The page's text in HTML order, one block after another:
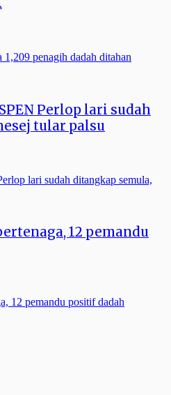
Perlop lari sudah
tular palsu
12 pemandu